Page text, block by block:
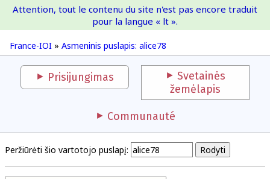
France-IOI
France-IOI » Asmeninis puslapis: alice78
Attention, tout le contenu du site n'est pas encore traduit
pour la langue « lt ».
Prisijungimas
Svetainės
žemėlapis
Communauté
Peržiūrėti šio vartotojo puslapį: